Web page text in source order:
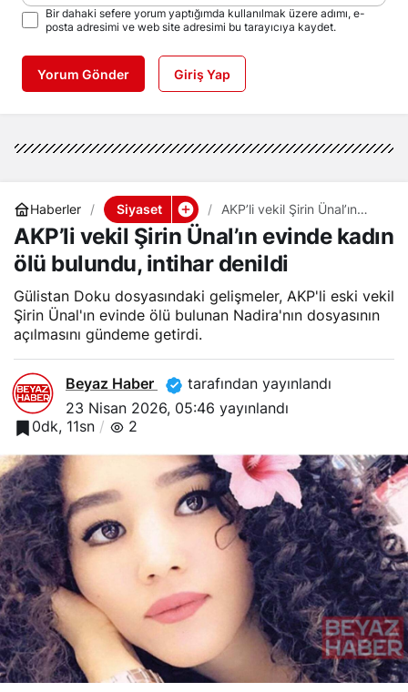
Bir dahaki sefere yorum yaptığımda kullanılmak üzere adımı, e-
posta adresimi ve web site adresimi bu tarayıcıya kaydet.
Yorum Gönder Giriş Yap
Haberler Siyaset
AKP’li vekil Şirin Ünal’ın
evinde kadın ölü bulundu,
intihar denildi
AKP’li vekil Şirin Ünal’ın evinde kadın
ölü bulundu, intihar denildi
Gülistan Doku dosyasındaki gelişmeler, AKP'li eski vekil
Şirin Ünal'ın evinde ölü bulunan Nadira'nın dosyasının
açılmasını gündeme getirdi.
Beyaz Haber
tarafından yayınlandı
23 Nisan 2026, 05:46 yayınlandı
0dk, 11sn
2